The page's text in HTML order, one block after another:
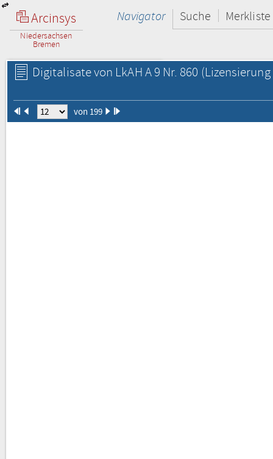
Arcinsys
Niedersachsen
Bremen
Navigator Suche Merkliste
Digitalisate von LkAH A 9 Nr. 860
von 199